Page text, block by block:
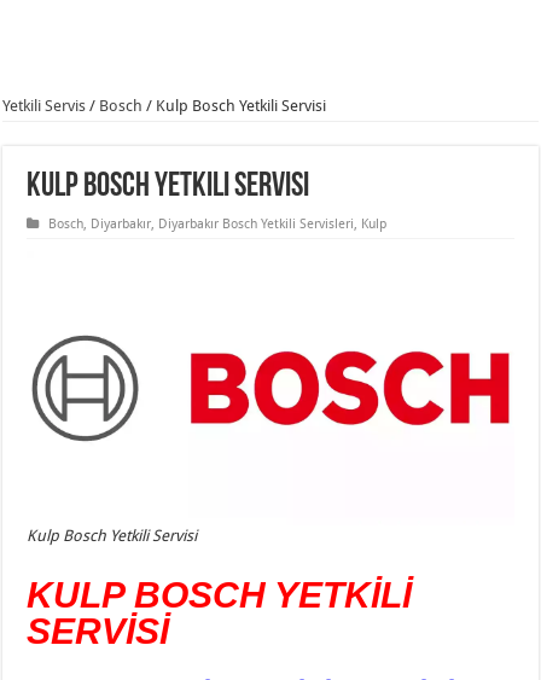
Yetkili Servis / Bosch / Kulp Bosch Yetkili Servisi
Kulp Bosch Yetkili Servisi
Bosch, Diyarbakır, Diyarbakır Bosch Yetkili Servisleri, Kulp
Kulp Bosch Yetkili Servisi
KULP BOSCH YETKİLİ
SERVİSİ